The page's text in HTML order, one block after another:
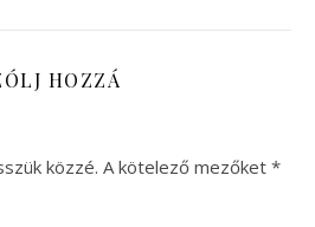
HOZZÁ
közzé. A kötelező mezőket *